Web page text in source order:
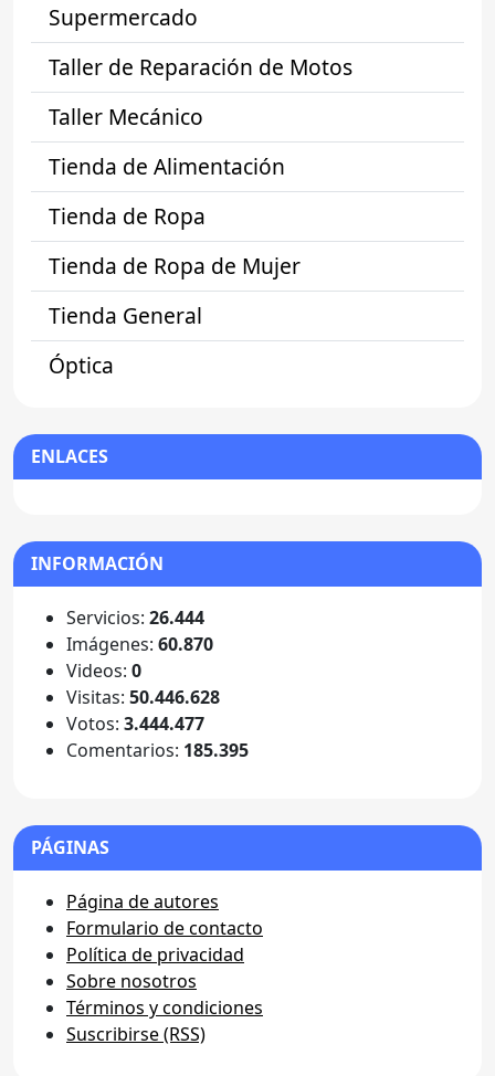
Supermercado
Taller de Reparación de Motos
Taller Mecánico
Tienda de Alimentación
Tienda de Ropa
Tienda de Ropa de Mujer
Tienda General
Óptica
ENLACES
INFORMACIÓN
Servicios: 26.444
Imágenes: 60.870
Videos: 0
Visitas: 50.446.628
Votos: 3.444.477
Comentarios: 185.395
PÁGINAS
Página de autores
Formulario de contacto
Política de privacidad
Sobre nosotros
Términos y condiciones
Suscribirse (RSS)